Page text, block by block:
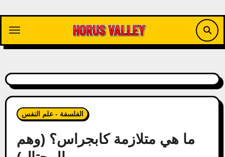
content
الفلسفة - علم النفس
ما هي متلازمة كابجراس؟ (وهم